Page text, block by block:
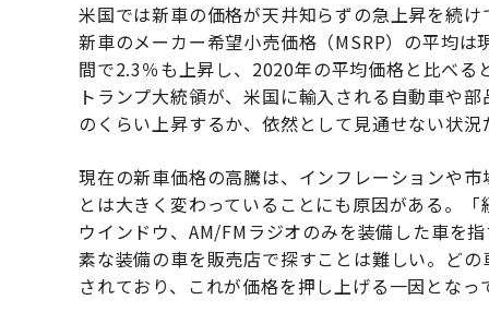
米国では新車の価格が天井知らずの急上昇を続
新車のメーカー希望小売価格（MSRP）の平均
間で2.3％も上昇し、2020年の平均価格と比べ
トランプ大統領が、米国に輸入される自動車や
のくらい上昇するか、依然として見通せない状況
現在の新車価格の高騰は、インフレーションや
とは大きく変わっていることにも原因がある。
ウインドウ、AM/FMラジオのみを装備した車を
素な装備の車を販売店で探すことは難しい。ど
されており、これが価格を押し上げる一因となっ